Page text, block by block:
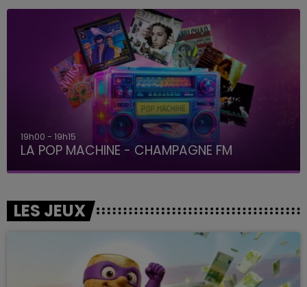
19h00 - 19h15
LA POP MACHINE - CHAMPAGNE FM
LES JEUX